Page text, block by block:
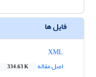
فایل ها
اصل مقاله
334.63 K